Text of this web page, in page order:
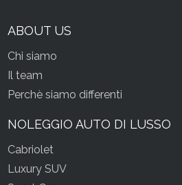
ABOUT US
Chi siamo
Il team
Perchè siamo differenti
NOLEGGIO AUTO DI LUSSO
Cabriolet
Luxury SUV